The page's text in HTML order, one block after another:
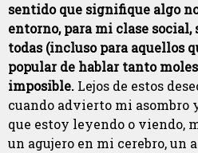
sentido que signifique algo
entorno, para mi clase social,
todas (incluso para aquellos
popular de hablar tanto
imposible. Lejos de estos
cuando advierto mi asombro
que estoy leyendo o viendo,
un agujero en mi cerebro, un